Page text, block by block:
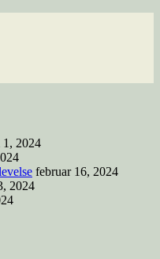
2024
februar 16, 2024
2024